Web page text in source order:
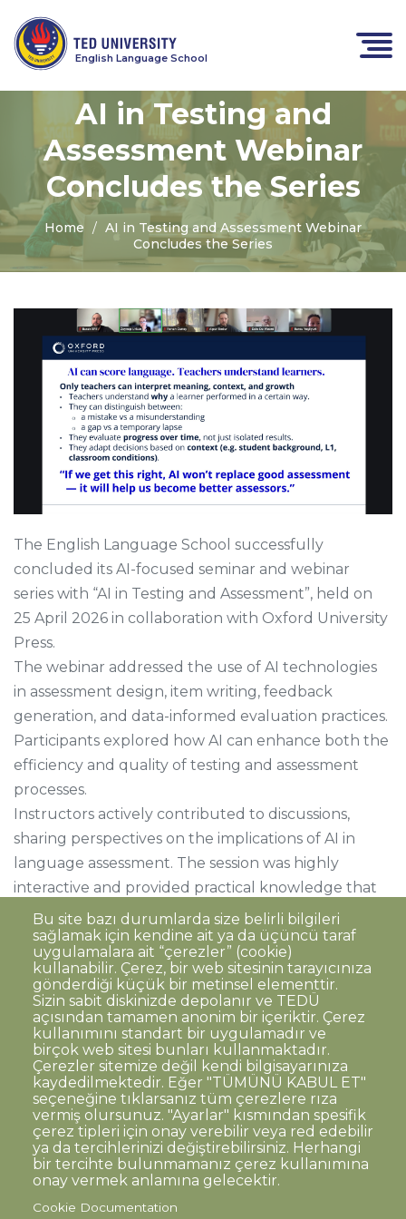
English Language School
AI in Testing and
Assessment Webinar
Concludes the Series
Home
AI in Testing and Assessment Webinar
Concludes the Series
The English Language School successfully
concluded its AI-focused seminar and webinar
series with “AI in Testing and Assessment”, held on
25 April 2026 in collaboration with Oxford University
Press.
The webinar addressed the use of AI technologies
in assessment design, item writing, feedback
generation, and data-informed evaluation practices.
Participants explored how AI can enhance both the
efficiency and quality of testing and assessment
processes.
Instructors actively contributed to discussions,
sharing perspectives on the implications of AI in
language assessment. The session was highly
interactive and provided practical knowledge that
can be directly applied to assessment practices.
Bu site bazı durumlarda size belirli bilgileri
sağlamak için kendine ait ya da üçüncü taraf
uygulamalara ait “çerezler” (cookie)
kullanabilir. Çerez, bir web sitesinin tarayıcınıza
gönderdiği küçük bir metinsel elementtir.
Sizin sabit diskinizde depolanır ve TEDÜ
açısından tamamen anonim bir içeriktir. Çerez
kullanımını standart bir uygulamadır ve
birçok web sitesi bunları kullanmaktadır.
Çerezler sitemize değil kendi bilgisayarınıza
kaydedilmektedir. Eğer "TÜMÜNÜ KABUL ET"
seçeneğine tıklarsanız tüm çerezlere rıza
vermiş olursunuz. "Ayarlar" kısmından spesifik
çerez tipleri için onay verebilir veya red edebilir
ya da tercihlerinizi değiştirebilirsiniz. Herhangi
bir tercihte bulunmamanız çerez kullanımına
onay vermek anlamına gelecektir.
Cookie Documentation
Dipnot
Clarification Text on Personal Data
Processing
Disclaimer
Corporate Identity
Open Consent Statement
© TED University. Ziya Gökalp Caddesi No:48 06420, Kolej
Çankaya - Ankara
UniversityUniversityUniversityUniversity